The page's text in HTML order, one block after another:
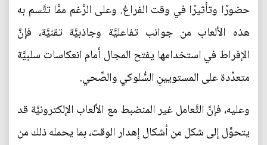
حضورًا وتأثيرًا في وقت الفراغ. وعلى الرَّغم ممَّا تتَّسم به
هذه الألعاب من جوانب تفاعليَّة وجاذبيَّة تقنيَّة، فإنَّ
الإفراط في استخدامها يفتح المجال أمام انعكاسات سلبيَّة
متعدِّدة على المستويينِ السُّلوكي والصِّحي.
وعليه، فإنَّ التَّعامل غير المنضبط مع الألعاب الإلكترونيَّة قد
يتحوَّل إلى شكل من أشكال إهدار الوقت، بما يحمله ذلك من